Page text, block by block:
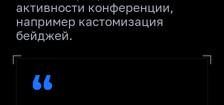
активности конференции,
например кастомизация
бейджей.